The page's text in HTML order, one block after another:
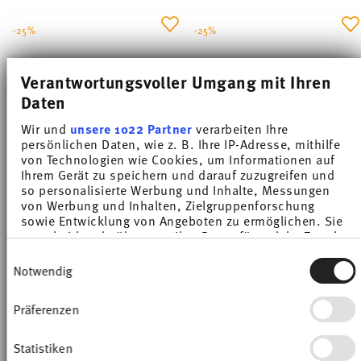
Verantwortungsvoller Umgang mit Ihren
Daten
Wir und unsere 1022 Partnerverarbeiten Ihre
persönlichen Daten, wie z. B. Ihre IP-Adresse, mithilfe
von Technologien wie Cookies, um Informationen auf
Ihrem Gerät zu speichern und darauf zuzugreifen und
so personalisierte Werbung und Inhalte, Messungen
von Werbung und Inhalten, Zielgruppenforschung
sowie Entwicklung von Angeboten zu ermöglichen. Sie
entscheiden darüber, wer Ihre Daten für welche Zwecke
Cookie-Erklärung oder durch Klicken auf das Privacy
Trigger Symbol ändern oder widerrufen
Wenn Sie es erlauben, würden wir auch gerne:
erfassen, welche bis auf einige Meter genau sein
Notwendig
Präferenzen
Statistiken
LOFT COLOR ICE BLUE
£5.06
-25%
LOFT COLOR ICE BLUE
Price reduced from
-25%